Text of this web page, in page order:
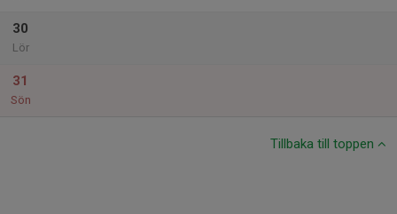
30
Lör
31
Sön
Tillbaka till toppen